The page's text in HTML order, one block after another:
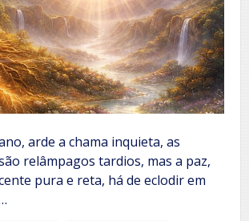
arde a chama inquieta, as
relâmpagos tardios, mas a paz,
pura e reta, há de eclodir em